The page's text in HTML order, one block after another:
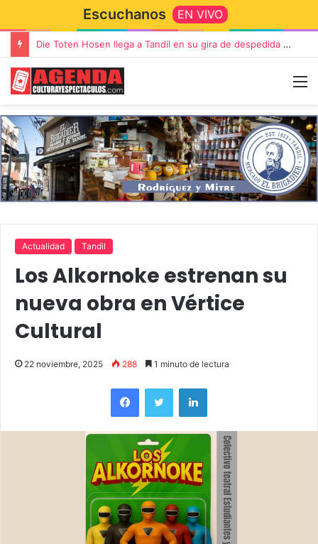
Escuchanos EN VIVO
Die Toten Hosen llega a Tandil en su gira de despedida «Fútbol, Asado, Vino y Adiós Amigos»
Actualidad Tandil
Los Alkornoke estrenan su
nueva obra en Vértice
Cultural
22 noviembre, 2025 288 1 minuto de lectura